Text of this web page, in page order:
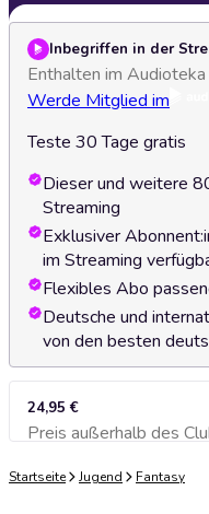
Inbegriffen in der
Enthalten im
Werde Mitglied im
Teste 30 Tage gratis
Dieser und weitere
Streaming
Exklusiver
im Streaming
Flexibles Abo
Deutsche und
von den besten
24,95 €
Preis außerhalb des
Zum
Startseite Jugend Fantasy